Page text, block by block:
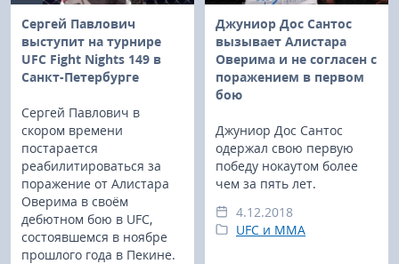
Сергей Павлович
выступит на турнире
UFC Fight Nights 149 в
Санкт-Петербурге
Сергей Павлович в
скором времени
постарается
реабилитироваться за
поражение от Алистара
Оверима в своём
дебютном бою в UFC,
состоявшемся в ноябре
прошлого года в Пекине.
Джуниор Дос Сантос
вызывает Алистара
Оверима и не согласен с
поражением в первом
бою
Джуниор Дос Сантос
одержал свою первую
победу нокаутом более
чем за пять лет.
4.12.2018
UFC и MMA